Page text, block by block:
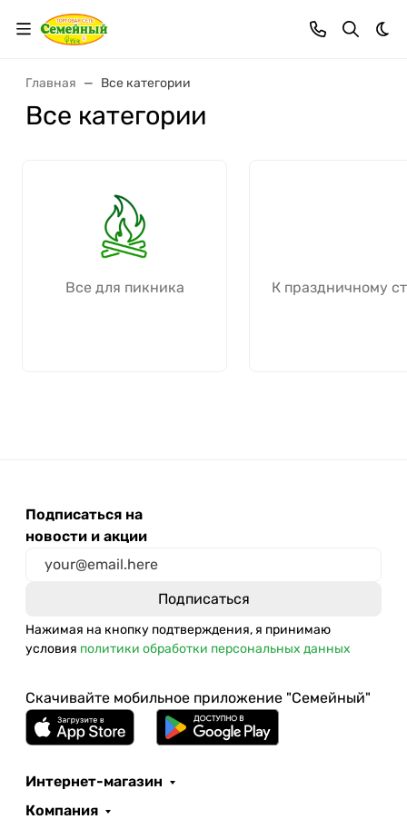
Главная Все категории
Все категории
Все для пикника К праздничному
Подписаться на
новости и акции
Нажимая на кнопку подтверждения, я принимаю
условия политики обработки персональных данных
Скачивайте мобильное приложение "Семейный"
Интернет-магазин
Компания